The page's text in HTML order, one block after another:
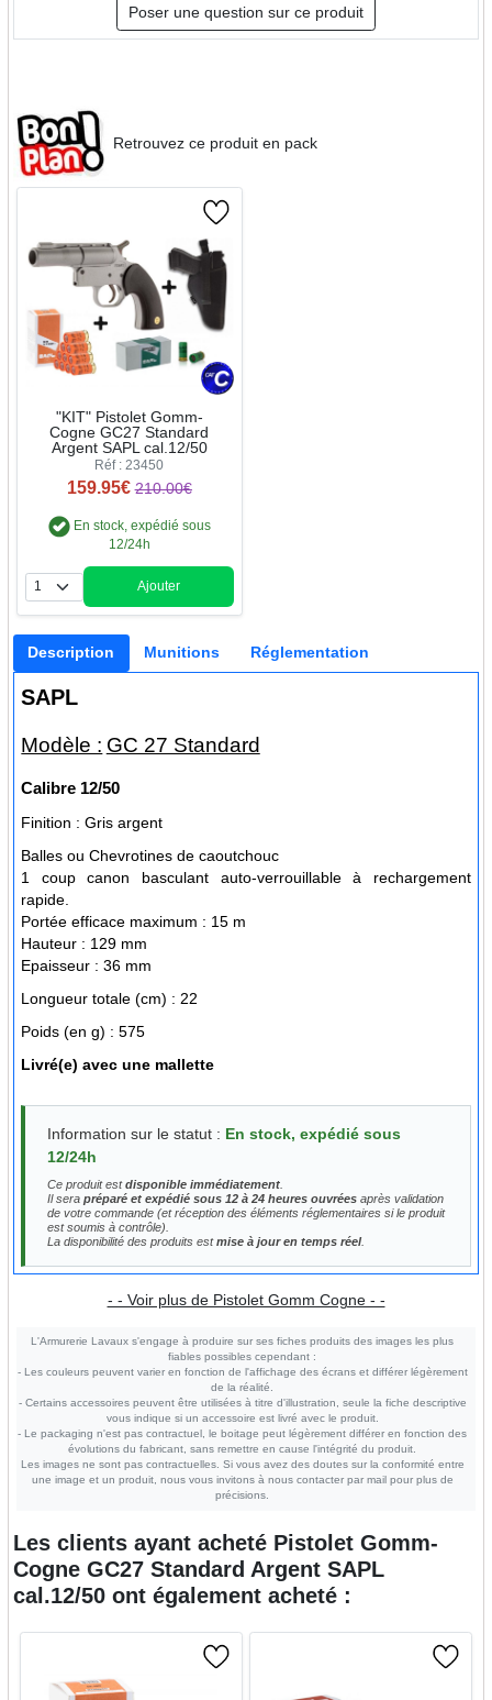
Poser une question sur ce produit
Retrouvez ce produit en pack
"KIT" Pistolet Gomm-
Cogne GC27 Standard
Argent SAPL cal.12/50
Réf : 23450
159.95€ 210.00€
En stock, expédié sous
12/24h
Quantité
Ajouter
Description Munitions Réglementation
SAPL
Modèle : GC 27 Standard
Calibre 12/50
Finition : Gris argent
Balles ou Chevrotines de caoutchouc
1 coup canon basculant auto-verrouillable à rechargement
rapide.
Portée efficace maximum : 15 m
Hauteur : 129 mm
Epaisseur : 36 mm
Longueur totale (cm) : 22
Poids (en g) : 575
Livré(e) avec une mallette
Information sur le statut : En stock, expédié sous
12/24h
Ce produit estdisponible immédiatement
Il serapréparé et expédié sous 12 à 24 heures ouvrées après validation
de votre commande (et réception des éléments réglementaires si le produit
est soumis à contrôle).
La disponibilité des produits estmise à jour en temps réel.
- - Voir plus de Pistolet Gomm Cogne - -
L'Armurerie Lavaux s'engage à produire sur ses fiches produits des images les plus
fiables possibles cependant :
- Les couleurs peuvent varier en fonction de l'affichage des écrans et différer légèrement
de la réalité.
- Certains accessoires peuvent être utilisées à titre d'illustration, seule la fiche descriptive
vous indique si un accessoire est livré avec le produit.
- Le packaging n'est pas contractuel, le boitage peut légèrement différer en fonction des
évolutions du fabricant, sans remettre en cause l'intégrité du produit.
Les images ne sont pas contractuelles. Si vous avez des doutes sur la conformité entre
une image et un produit, nous vous invitons à nous contacter par mail pour plus de
précisions.
Les clients ayant acheté Pistolet Gomm-
Cogne GC27 Standard Argent SAPL
cal.12/50ont également acheté :